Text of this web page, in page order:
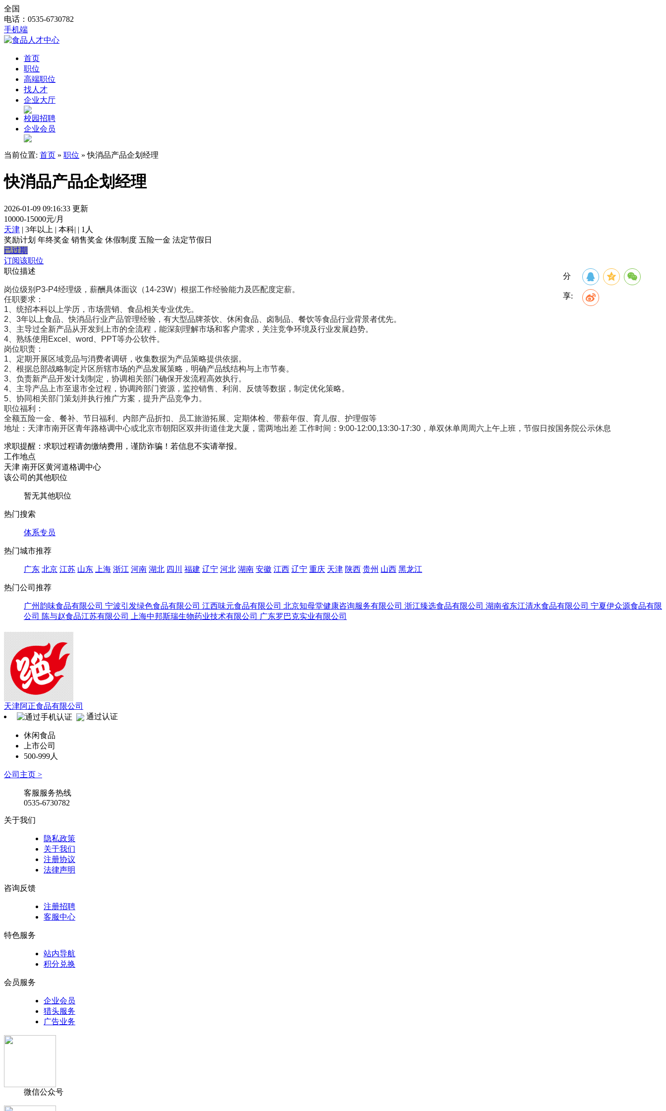
全国
电话：0535-6730782
手机端
首页
职位
高端职位
找人才
企业大厅
校园招聘
企业会员
当前位置: 首页 » 职位 » 快消品产品企划经理
快消品产品企划经理
2026-01-09 09:16:33 更新
10000-15000元/月
天津 | 3年以上 | 本科| | 1人
奖励计划 年终奖金 销售奖金 休假制度 五险一金 法定节假日
已过期
订阅该职位
分
享:
职位描述
岗位级别P3-P4经理级，薪酬具体面议（14-23W）根据工作经验能力及匹配度定薪。
任职要求：
1、统招本科以上学历，市场营销、食品相关专业优先。
2、3年以上食品、快消品行业产品管理经验，有大型品牌茶饮、休闲食品、卤制品、餐饮等食品行业背景者优先。
3、主导过全新产品从开发到上市的全流程，能深刻理解市场和客户需求，关注竞争环境及行业发展趋势。
4、熟练使用Excel、word、PPT等办公软件。
岗位职责：
1、定期开展区域竞品与消费者调研，收集数据为产品策略提供依据。
2、根据总部战略制定片区所辖市场的产品发展策略，明确产品线结构与上市节奏。
3、负责新产品开发计划制定，协调相关部门确保开发流程高效执行。
4、主导产品上市至退市全过程，协调跨部门资源，监控销售、利润、反馈等数据，制定优化策略。
5、协同相关部门策划并执行推广方案，提升产品竞争力。
职位福利：
全额五险一金、餐补、节日福利、内部产品折扣、员工旅游拓展、定期体检、带薪年假、育儿假、护理假等
地址：天津市南开区青年路格调中心或北京市朝阳区双井街道佳龙大厦，需两地出差 工作时间：9:00-12:00,13:30-17:30，单双休单周周六上午上班，节假日按国务院公示休息
求职提醒：求职过程请勿缴纳费用，谨防诈骗！若信息不实请举报。
工作地点
天津 南开区黄河道格调中心
该公司的其他职位
暂无其他职位
热门搜索
体系专员
热门城市推荐
广东 北京 江苏 山东 上海 浙江 河南 湖北 四川 福建 辽宁 河北 湖南 安徽 江西 辽宁 重庆 天津 陕西 贵州 山西 黑龙江
热门公司推荐
广州韵味食品有限公司 宁波引发绿色食品有限公司 江西味元食品有限公司 北京知母堂健康咨询服务有限公司 浙江臻选食品有限公司 湖南省东江清水食品有限公司 宁夏伊众源食品有限
公司 陈与赵食品江苏有限公司 上海中邦斯瑞生物药业技术有限公司 广东罗巴克实业有限公司
天津阿正食品有限公司
通过认证
休闲食品
上市公司
500-999人
公司主页 >
客服服务热线
0535-6730782
关于我们
隐私政策
关于我们
注册协议
法律声明
咨询反馈
注册招聘
客服中心
特色服务
站内导航
积分兑换
会员服务
企业会员
猎头服务
广告业务
微信公众号